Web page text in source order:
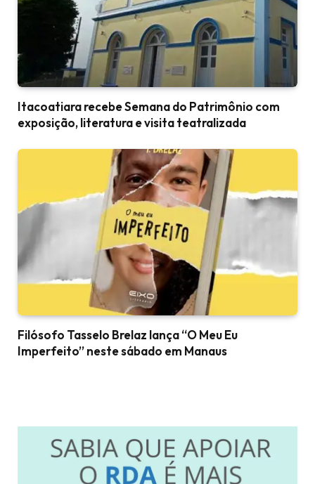
Itacoatiara recebe Semana do Patrimônio com
exposição, literatura e visita teatralizada
Filósofo Tasselo Brelaz lança “O Meu Eu
Imperfeito” neste sábado em Manaus